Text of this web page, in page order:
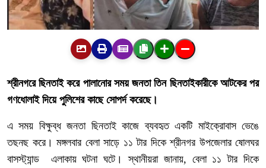
শ্রীনগরে ছিনতাই করে পালানোর সময় জনতা তিন ছিনতাইকারীকে আটকের পর
গণধোলাই দিয়ে পুলিশের কাছে সোপর্দ করেছে।
এ সময় বিক্ষুব্ধ জনতা ছিনতাই কাজে ব্যবহৃত একটি মাইক্রোবাস ভেঙে
তছনছ করে। মঙ্গলবার বেলা সাড়ে ১১ টার দিকে শ্রীনগর উপজেলার ষোলঘর
বাসস্ট্যান্ড এলাকায় ঘটনা ঘটে। স্থানীয়রা জানায়, বেলা ১১ টার দিকে